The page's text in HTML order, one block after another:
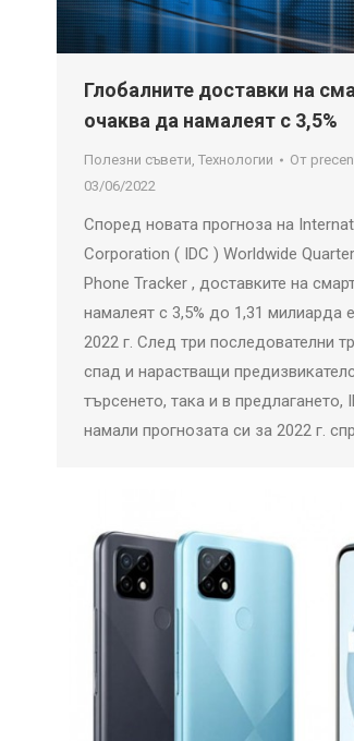
Глобалните доставки на
очаква да намалеят с 3,5%
Полезни съвети Технологии От
03/06/2022
Според новата прогноза на
Corporation ( IDC ) Worldwide
Phone Tracker , доставките на
намалеят с 3,5% до 1,31 милиарда
2022 г. След три последователни
спад и нарастващи
търсенето, така и в предлагането,
намали прогнозата си за 2022 г.